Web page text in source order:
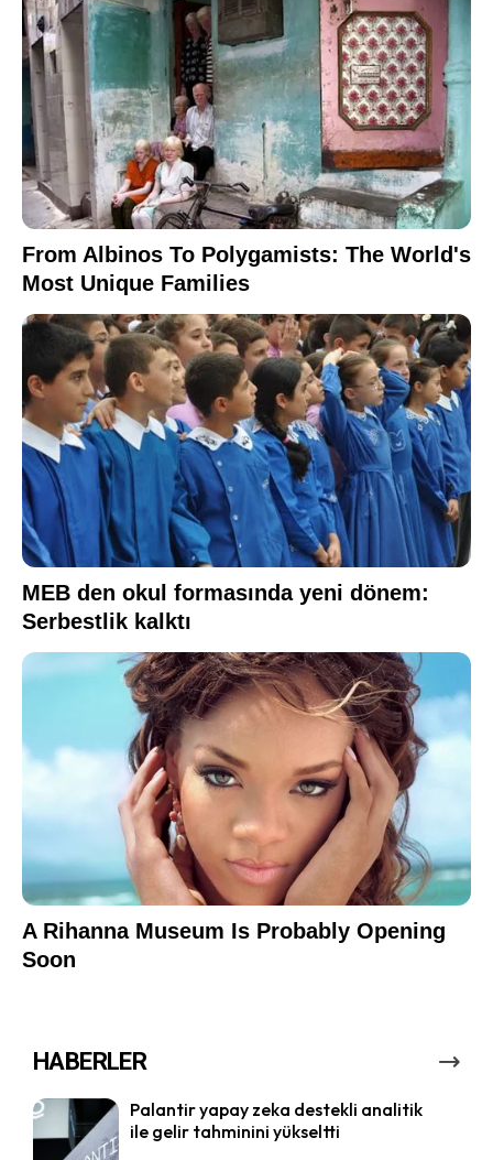
HABERLER
Palantir yapay zeka destekli analitik
ile gelir tahminini yükseltti